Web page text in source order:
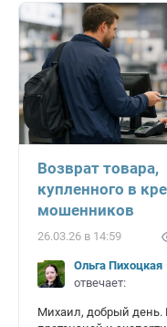
Возврат товара,
купленного в
мошенников
26.03.26 в 14:59
Ольга Пихоцкая
отвечает:
Михаил, добрый день.